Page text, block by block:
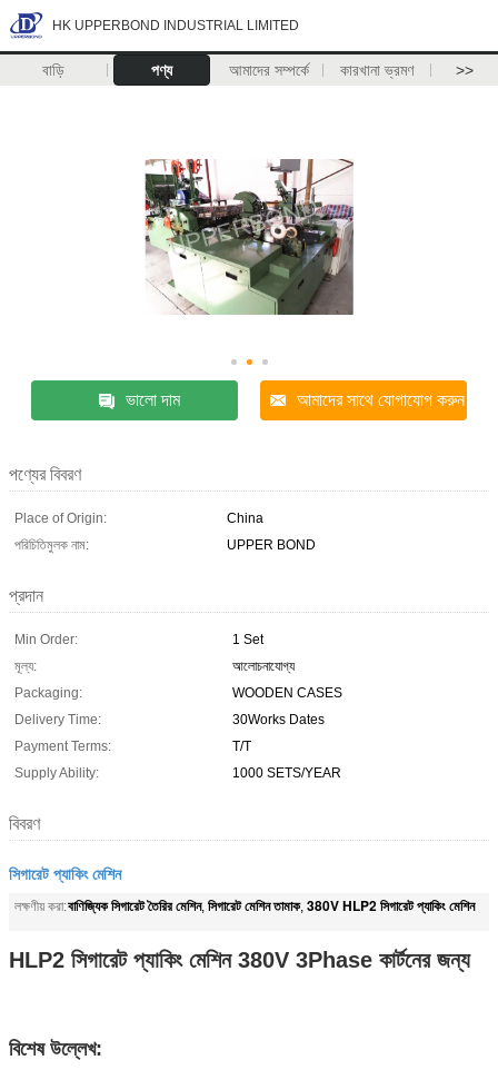
HK UPPERBOND INDUSTRIAL LIMITED
বাড়ি পণ্য আমাদের সম্পর্কে কারখানা ভ্রমণ >>
ভালো দাম আমাদের সাথে যোগাযোগ করুন
পণ্যের বিবরণ
Place of Origin:
China
পরিচিতিমুলক নাম:
UPPER BOND
প্রদান
Min Order:
1 Set
মূল্য:
আলোচনাযোগ্য
Packaging:
WOODEN CASES
Delivery Time:
30Works Dates
Payment Terms:
T/T
Supply Ability:
1000 SETS/YEAR
বিবরণ
সিগারেট প্যাকিং মেশিন
লক্ষণীয় করা:বাণিজ্যিক সিগারেট তৈরির মেশিন, সিগারেট মেশিন তামাক, 380V HLP2 সিগারেট প্যাকিং মেশিন
HLP2 সিগারেট প্যাকিং মেশিন 380V 3Phase কার্টনের জন্য
বিশেষ উল্লেখ: